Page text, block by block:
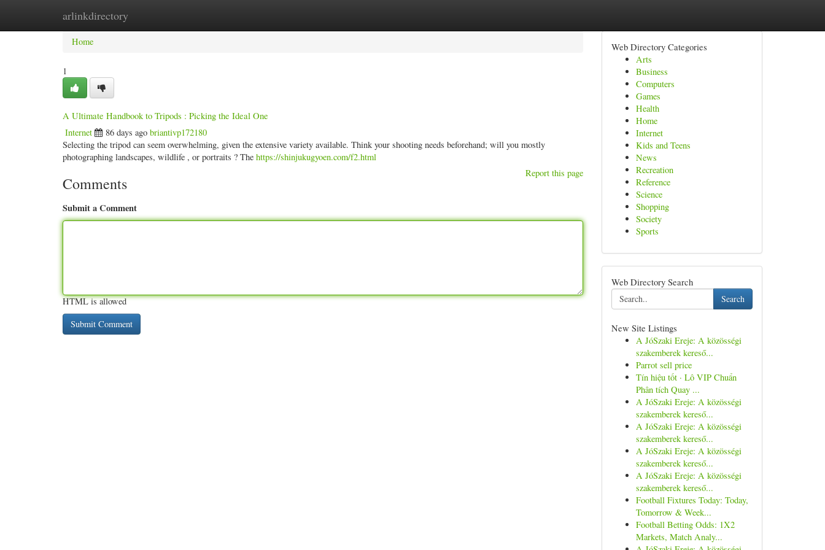
arlinkdirectory
Home New Site Listings
Home
1
A Ultimate Handbook to Tripods : Picking the Ideal One
Internet 86 days ago briantivp172180
Selecting the tripod can seem overwhelming, given the extensive variety available. Think your shooting needs beforehand; will you mostly
photographing landscapes, wildlife , or portraits ? The https://shinjukugyoen.com/f2.html
Report this page
Comments
Submit a Comment
HTML is allowed
Web Directory Categories
Arts
Business
Computers
Games
Health
Home
Internet
Kids and Teens
News
Recreation
Reference
Science
Shopping
Society
Sports
Web Directory Search
Search
New Site Listings
A JóSzaki Ereje: A közösségi
szakemberek kereső...
Parrot sell price
Tín hiệu tốt · Lô VIP Chuẩn
Phân tích Quay ...
A JóSzaki Ereje: A közösségi
szakemberek kereső...
A JóSzaki Ereje: A közösségi
szakemberek kereső...
A JóSzaki Ereje: A közösségi
szakemberek kereső...
A JóSzaki Ereje: A közösségi
szakemberek kereső...
Football Fixtures Today: Today,
Tomorrow & Week...
Football Betting Odds: 1X2
Markets, Match Analy...